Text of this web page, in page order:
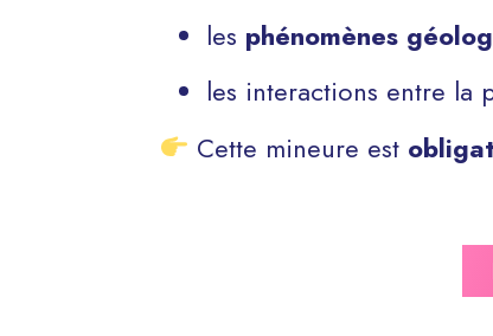
les phénomènes
les interactions entre la
Cette mineure est